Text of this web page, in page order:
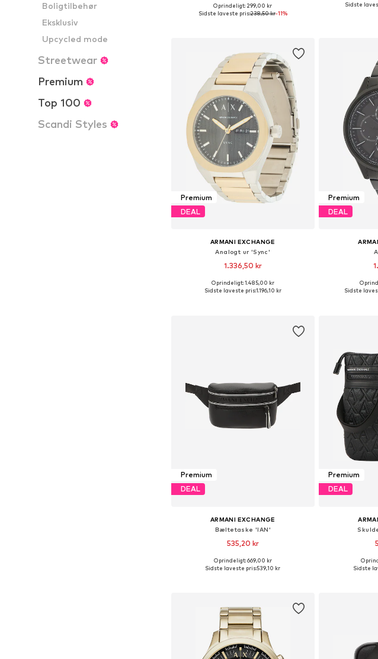
Boligtilbehør
Eksklusiv
Upcycled mode
Streetwear
Premium
Top 100
Scandi Styles
Tilgængelige størrelser: 55-60
Oprindeligt: 299,00 kr
Sidste laveste pris:238,50 kr-11%
Sidste
Premium
DEAL
ARMANI EXCHANGE
Analogt ur 'Sync'
1.336,50 kr
Tilgængelige størrelser: One Size
Oprindeligt: 1.485,00 kr
Sidste laveste pris:1.196,10 kr
Premium
DEAL
Sidste
Premium
DEAL
ARMANI EXCHANGE
Bæltetaske 'IAN'
535,20 kr
Tilgængelige størrelser: One Size
Oprindeligt: 669,00 kr
Sidste laveste pris:539,10 kr
Premium
DEAL
Sidste